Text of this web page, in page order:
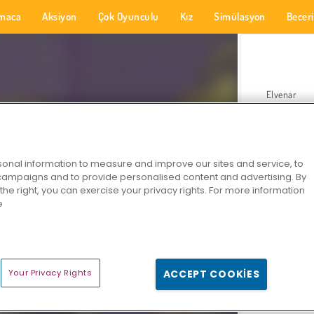
Aksiyon Çok Oyunculu Kız Simülasyon Beceri
Elvenar
information to measure and improve our sites and service, to
and to provide personalised content and advertising. By
right, you can exercise your privacy rights. For more information
Your Privacy Rights ACCEPT COOKIES